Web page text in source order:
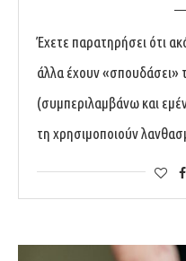
Έχετε παρατηρήσει ότι
άλλα έχουν «σπουδάσει»
(συμπεριλαμβάνω και
τη χρησιμοποιούν